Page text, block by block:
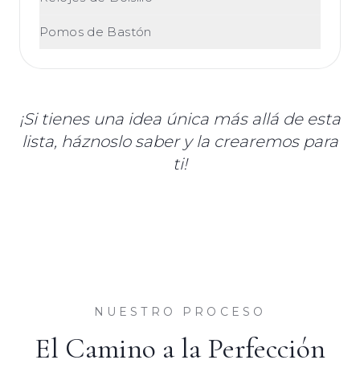
Pomos de Bastón
¡Si tienes una idea única más allá de esta
lista, háznoslo saber y la crearemos para
ti!
NUESTRO PROCESO
El Camino a la Perfección